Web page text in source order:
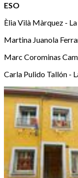
ESO
Èlia Vilà Màrquez - La
Martina Juanola
Marc Corominas
Carla Pulido Tallón -